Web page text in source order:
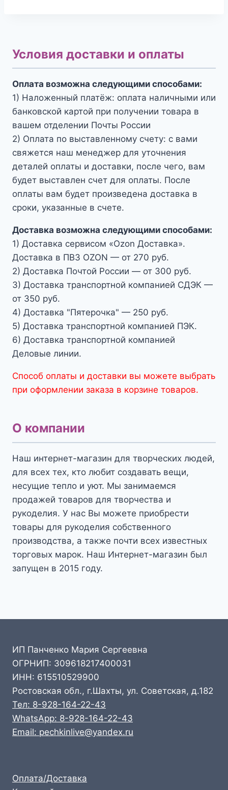
Условия доставки и оплаты
Оплата возможна следующими способами:
1) Наложенный платёж: оплата наличными или
банковской картой при получении товара в
вашем отделении Почты России
2) Оплата по выставленному счету: с вами
свяжется наш менеджер для уточнения
деталей оплаты и доставки, после чего, вам
будет выставлен счет для оплаты. После
оплаты вам будет произведена доставка в
сроки, указанные в счете.
Доставка возможна следующими способами:
1) Доставка сервисом «Ozon Доставка».
Доставка в ПВЗ OZON — от 270 руб.
2) Доставка Почтой России — от 300 руб.
3) Доставка транспортной компанией СДЭК —
от 350 руб.
4) Доставка "Пятерочка" — 250 руб.
5) Доставка транспортной компанией ПЭК.
6) Доставка транспортной компанией
Деловые линии.
Способ оплаты и доставки вы можете выбрать
при оформлении заказа в корзине товаров.
О компании
Наш интернет-магазин для творческих людей,
для всех тех, кто любит создавать вещи,
несущие тепло и уют. Мы занимаемся
продажей товаров для творчества и
рукоделия. У нас Вы можете приобрести
товары для рукоделия собственного
производства, а также почти всех известных
торговых марок. Наш Интернет-магазин был
запущен в 2015 году.
ИП Панченко Мария Сергеевна
ОГРНИП: 309618217400031
ИНН: 615510529900
Ростовская обл., г.Шахты, ул. Советская, д.182
Тел: 8-928-164-22-43
WhatsApp: 8-928-164-22-43
Email: pechkinlive@yandex.ru
Оплата/Доставка